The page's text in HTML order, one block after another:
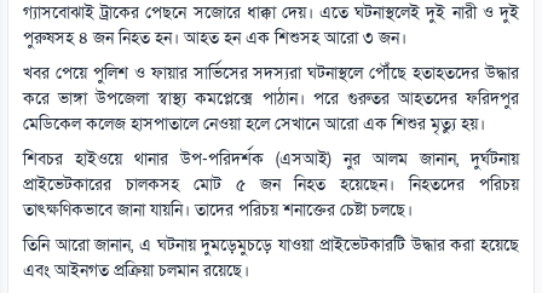
গ্যাসবোঝাই ট্রাকের পেছনে সজোরে ধাক্কা দেয়। এতে ঘটনাস্থলেই দুই নারী ও দুই
পুরুষসহ ৪ জন নিহত হন। আহত হন এক শিশুসহ আরো ৩ জন।
খবর পেয়ে পুলিশ ও ফায়ার সার্ভিসের সদস্যরা ঘটনাস্থলে পৌঁছে হতাহতদের উদ্ধার
করে ভাঙ্গা উপজেলা স্বাস্থ্য কমপ্লেক্সে পাঠান। পরে গুরুতর আহতদের ফরিদপুর
মেডিকেল কলেজ হাসপাতালে নেওয়া হলে সেখানে আরো এক শিশুর মৃত্যু হয়।
শিবচর হাইওয়ে থানার উপ-পরিদর্শক (এসআই) নুর আলম জানান, দুর্ঘটনায়
প্রাইভেটকারের চালকসহ মোট ৫ জন নিহত হয়েছেন। নিহতদের পরিচয়
তাৎক্ষণিকভাবে জানা যায়নি। তাদের পরিচয় শনাক্তের চেষ্টা চলছে।
তিনি আরো জানান, এ ঘটনায় দুমড়েমুচড়ে যাওয়া প্রাইভেটকারটি উদ্ধার করা হয়েছে
এবং আইনগত প্রক্রিয়া চলমান রয়েছে।